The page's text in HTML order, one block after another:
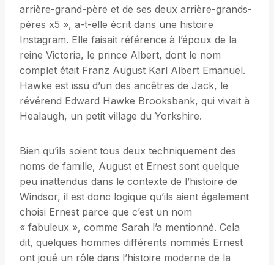
arrière-grand-père et de ses deux arrière-grands-
pères x5 », a-t-elle écrit dans une histoire
Instagram. Elle faisait référence à l’époux de la
reine Victoria, le prince Albert, dont le nom
complet était Franz August Karl Albert Emanuel.
Hawke est issu d’un des ancêtres de Jack, le
révérend Edward Hawke Brooksbank, qui vivait à
Healaugh, un petit village du Yorkshire.
Bien qu’ils soient tous deux techniquement des
noms de famille, August et Ernest sont quelque
peu inattendus dans le contexte de l’histoire de
Windsor, il est donc logique qu’ils aient également
choisi Ernest parce que c’est un nom
« fabuleux », comme Sarah l’a mentionné. Cela
dit, quelques hommes différents nommés Ernest
ont joué un rôle dans l’histoire moderne de la